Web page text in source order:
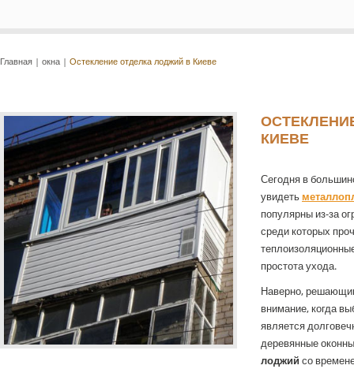
Главная | окна | Остекление отделка лоджий в Киеве
КИЕВЕ
Сегодня в
увидеть
популярны из-за
среди которых
простота ухода.
Наверно,
внимание, когда
является
деревянные
лоджий со